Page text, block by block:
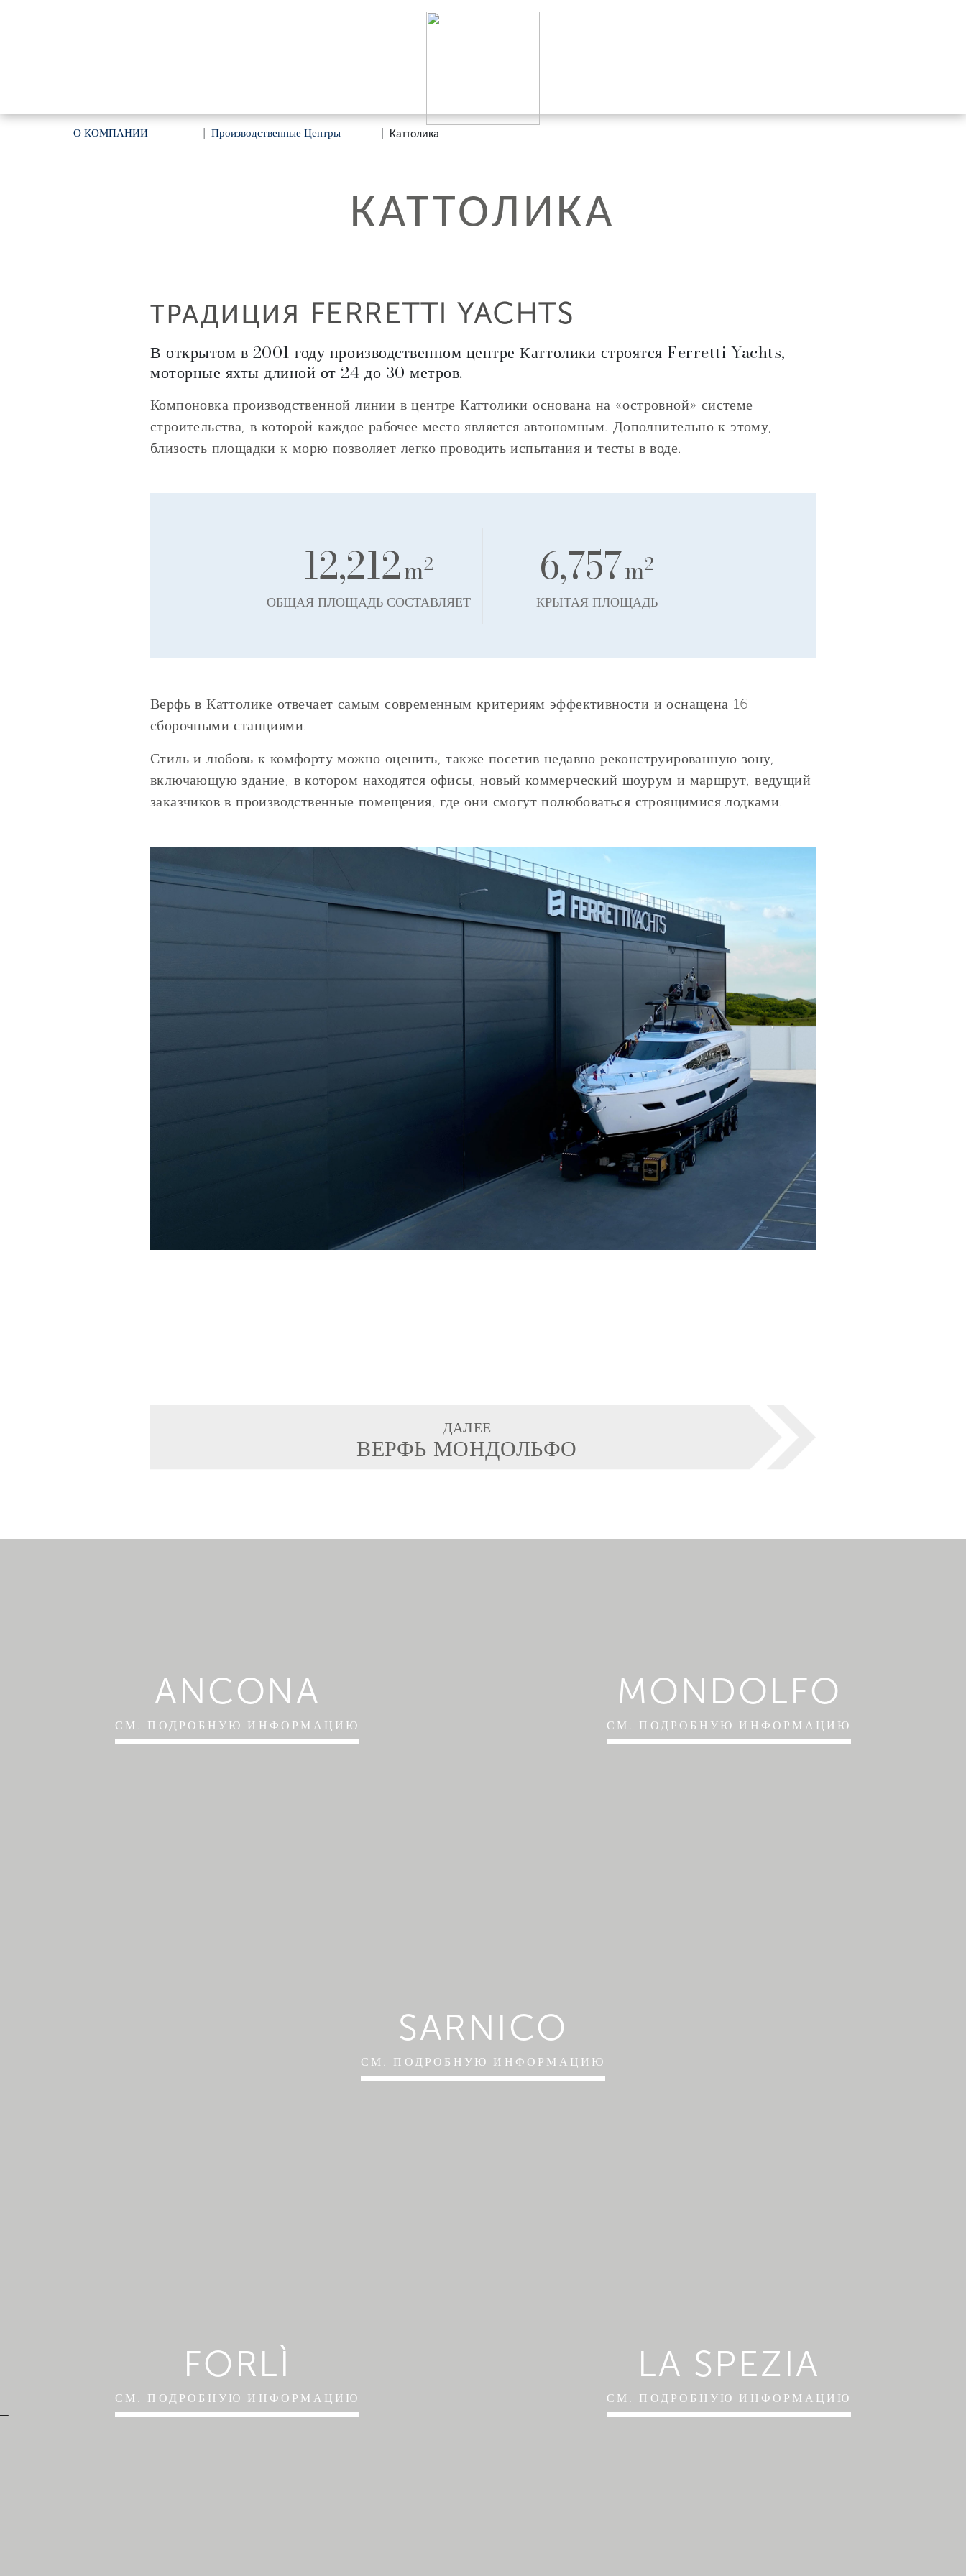
О КОМПАНИИ Производственные Центры Каттолика
КАТТОЛИКА
ТРАДИЦИЯ FERRETTI YACHTS
В открытом в 2001 году производственном центре Каттолики строятся Ferretti Yachts,
моторные яхты длиной от 24 до 30 метров.
Компоновка производственной линии в центре Каттолики основана на «островной» системе
строительства, в которой каждое рабочее место является автономным. Дополнительно к этому,
близость площадки к морю позволяет легко проводить испытания и тесты в воде.
12,212m2
ОБЩАЯ ПЛОЩАДЬ СОСТАВЛЯЕТ
6,757m2
КРЫТАЯ ПЛОЩАДЬ
Верфь в Каттолике отвечает самым современным критериям эффективности и оснащена 16
сборочными станциями.
Стиль и любовь к комфорту можно оценить, также посетив недавно реконструированную зону,
включающую здание, в котором находятся офисы, новый коммерческий шоурум и маршрут, ведущий
заказчиков в производственные помещения, где они смогут полюбоваться строящимися лодками.
ДАЛЕЕ
ВЕРФЬ МОНДОЛЬФО
ANCONA
СМ. ПОДРОБНУЮ ИНФОРМАЦИЮ
MONDOLFO
СМ. ПОДРОБНУЮ ИНФОРМАЦИЮ
SARNICO
СМ. ПОДРОБНУЮ ИНФОРМАЦИЮ
FORLÌ
СМ. ПОДРОБНУЮ ИНФОРМАЦИЮ
LA SPEZIA
СМ. ПОДРОБНУЮ ИНФОРМАЦИЮ